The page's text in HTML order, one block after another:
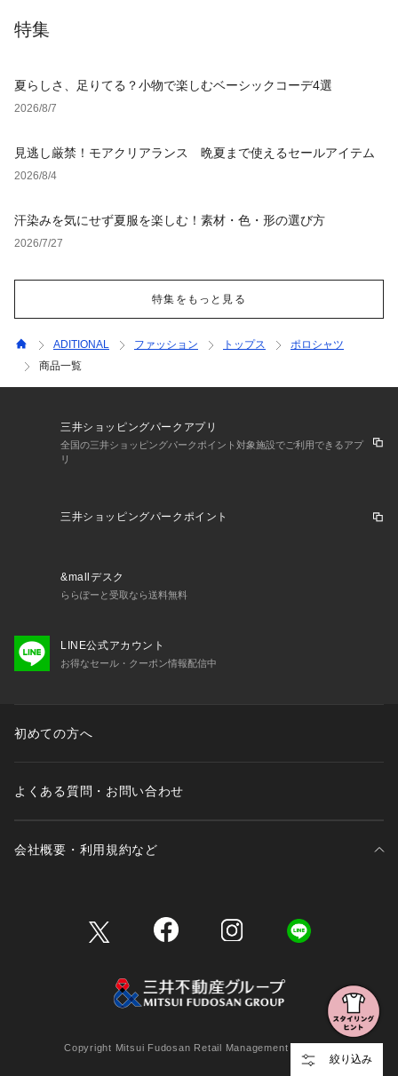
特集
夏らしさ、足りてる？小物で楽しむベーシックコーデ4選
2026/8/7
見逃し厳禁！モアクリアランス 晩夏まで使えるセールアイテム
2026/8/4
汗染みを気にせず夏服を楽しむ！素材・色・形の選び方
2026/7/27
特集をもっと見る
絞り込み
ADITIONAL ファッション トップス
ポロシャツ
商品一覧
三井ショッピングパークアプリ
全国の三井ショッピングパークポイント対象施設でご利用できるアプ
リ
三井ショッピングパークポイント
&mallデスク
ららぽーと受取なら送料無料
LINE公式アカウント
お得なセール・クーポン情報配信中
初めての方へ
よくある質問・お問い合わせ
会社概要・利用規約など
Copyright Mitsui Fudosan Retail Management Co., Ltd.